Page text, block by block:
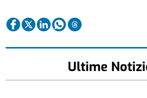
Ultime